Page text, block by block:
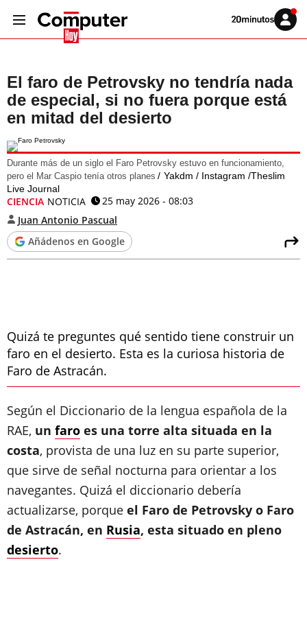
Volver
Iniciar
sesión
El faro de Petrovsky no tendría nada
de especial, si no fuera porque está
en mitad del desierto
Durante más de un siglo el Faro Petrovsky estuvo en funcionamiento,
pero el Mar Caspio tenía otros planes
Yakdm / Instagram /Theslim
Live Journal
CIENCIA NOTICIA
25 may 2026 - 08:03
Juan Antonio Pascual
Añádenos en Google
Quizá te preguntes qué sentido tiene construir un
faro en el desierto. Esta es la curiosa historia de
Faro de Astracán.
Según el Diccionario de la lengua española de la
RAE, un faro es una torre alta situada en la
costa, provista de una luz en su parte superior,
que sirve de señal nocturna para orientar a los
navegantes. Quizá el diccionario debería
actualizarse, porque el Faro de Petrovsky o Faro
de Astracán, en Rusia, esta situado en pleno
desierto.